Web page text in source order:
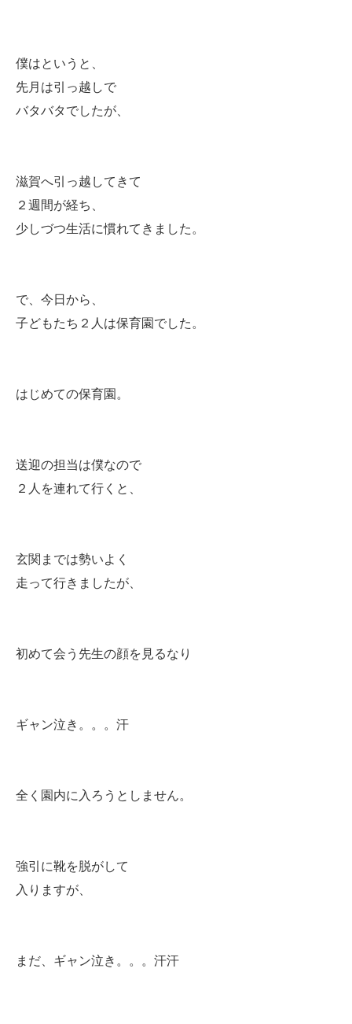
僕はというと、
先月は引っ越しで
バタバタでしたが、
滋賀へ引っ越してきて
２週間が経ち、
少しづつ生活に慣れてきました。
で、今日から、
子どもたち２人は保育園でした。
はじめての保育園。
送迎の担当は僕なので
２人を連れて行くと、
玄関までは勢いよく
走って行きましたが、
初めて会う先生の顔を見るなり
ギャン泣き。。。汗
全く園内に入ろうとしません。
強引に靴を脱がして
入りますが、
まだ、ギャン泣き。。。汗汗